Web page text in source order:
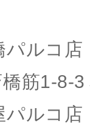
ルコ
筋1-8-
ルコ